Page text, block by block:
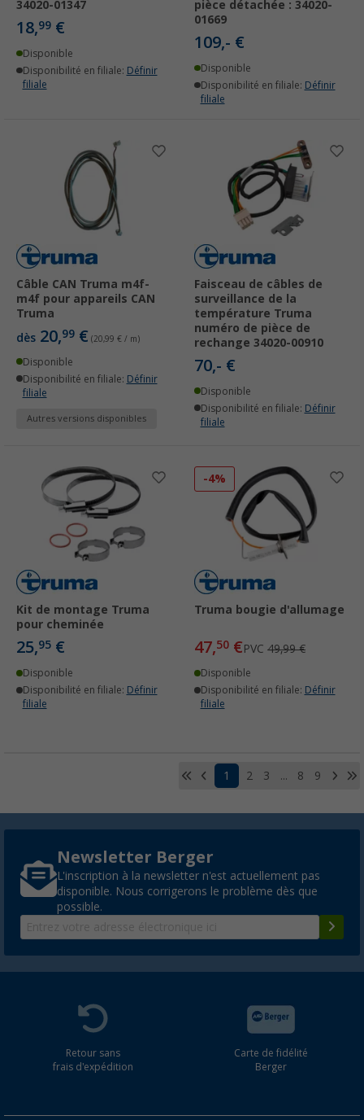
34020-01347
18,99 €
Disponible
Disponibilité en filiale: Définir
filiale
pièce détachée : 34020-
01669
109,- €
Disponible
Disponibilité en filiale: Définir
filiale
Câble CAN Truma m4f-
m4f pour appareils CAN
Truma
dès 20,99 € (20,99 € / m)
Disponible
Disponibilité en filiale: Définir
filiale
Autres versions disponibles
Faisceau de câbles de
surveillance de la
température Truma
numéro de pièce de
rechange 34020-00910
70,- €
Disponible
Disponibilité en filiale: Définir
filiale
Kit de montage Truma
pour cheminée
25,95 €
Disponible
Disponibilité en filiale: Définir
filiale
-4%
Truma bougie d'allumage
47,50 €PVC 49,99 €
Disponible
Disponibilité en filiale: Définir
filiale
1 2 3 ... 8 9
Newsletter Berger
L'inscription à la newsletter n'est actuellement pas
disponible. Nous corrigerons le problème dès que
possible.
Retour sans
frais d'expédition
Carte de fidélité
Berger